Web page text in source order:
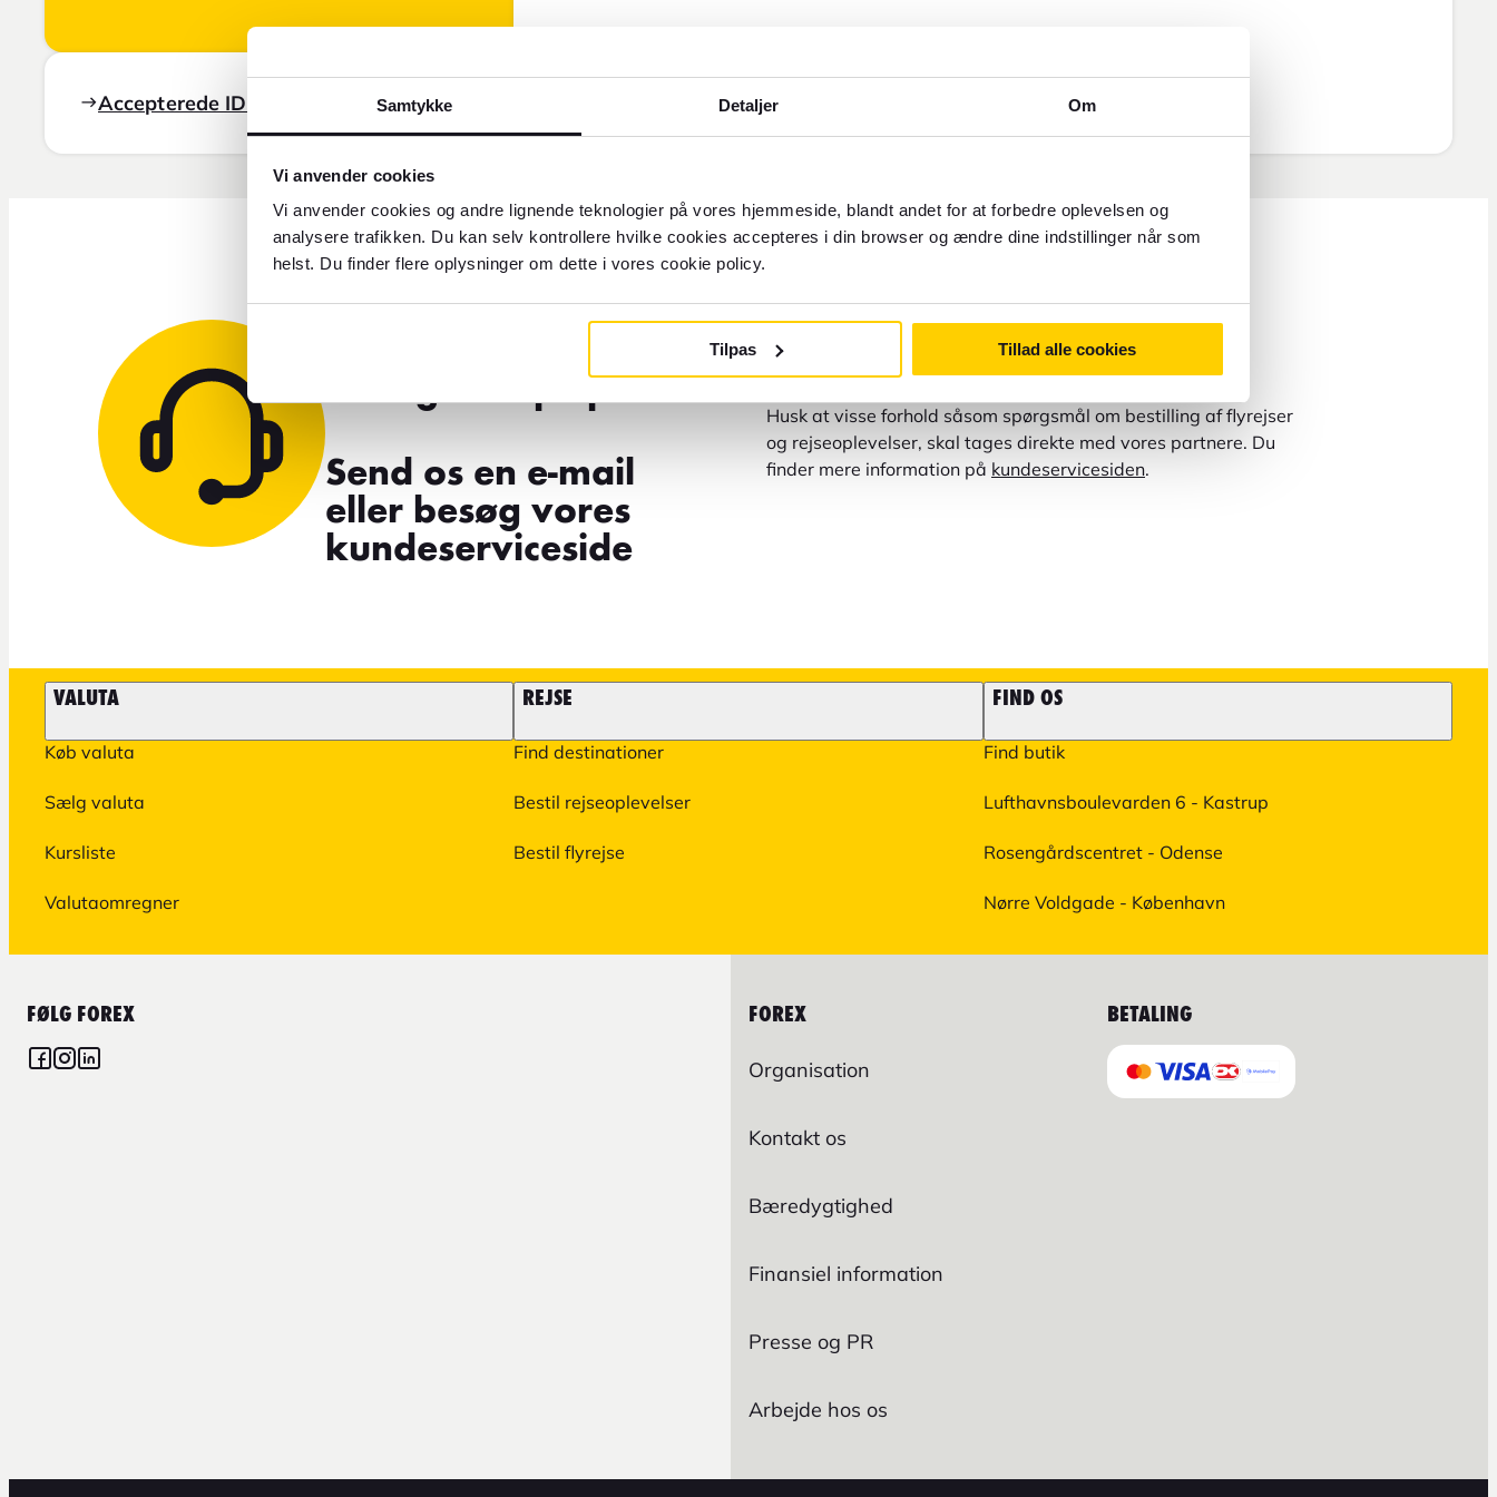
Samtykke Detaljer Om
Vi anvender cookies
Vi anvender cookies og andre lignende teknologier på vores hjemmeside, blandt andet for at forbedre oplevelsen og
analysere trafikken. Du kan selv kontrollere hvilke cookies accepteres i din browser og ændre dine indstillinger når som
helst. Du finder flere oplysninger om dette i vores cookie policy.
Tilpas Tillad alle cookies
Accepterede ID-dokumenter
Send os en e-mail
eller besøg vores
kundeserviceside
Husk at visse forhold såsom spørgsmål om bestilling af flyrejser
og rejseoplevelser, skal tages direkte med vores partnere. Du
finder mere information på kundeservicesiden.
VALUTA
Køb valuta
Sælg valuta
Kursliste
Valutaomregner
REJSE
Find destinationer
Bestil rejseoplevelser
Bestil flyrejse
FIND OS
Find butik
Lufthavnsboulevarden 6 - Kastrup
Rosengårdscentret - Odense
Nørre Voldgade - København
FØLG FOREX FOREX
Organisation
Kontakt os
Bæredygtighed
Finansiel information
Presse og PR
Arbejde hos os
BETALING